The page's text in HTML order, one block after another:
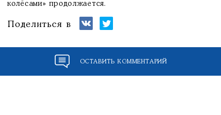
колёсами» продолжается.
Поделиться в
ОСТАВИТЬ КОММЕНТАРИЙ